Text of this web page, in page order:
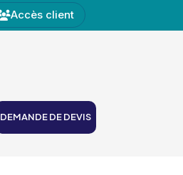
Accès client
DEMANDE DE DEVIS